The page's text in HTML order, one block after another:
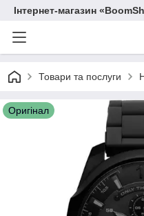
Інтернет-магазин
Товари та послуги
Оригінал